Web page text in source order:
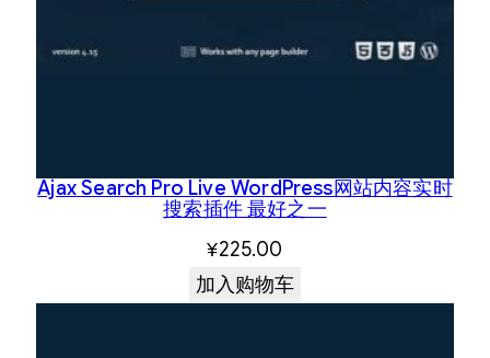
Ajax Search Pro Live WordPress网站内容实时
搜索插件 最好之一
¥225.00
加入购物车